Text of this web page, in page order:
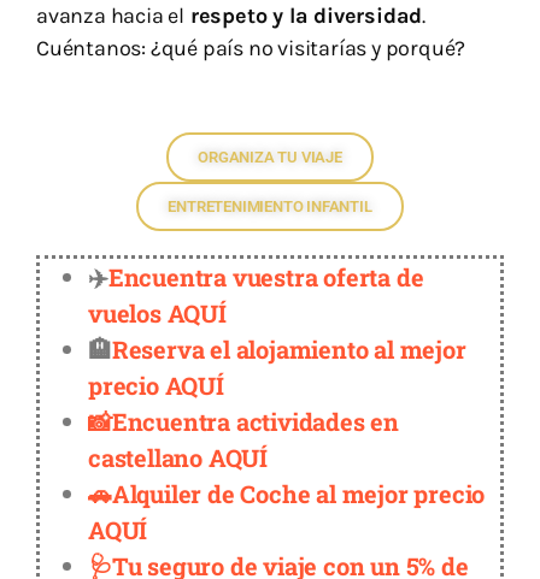
avanza hacia el respeto y la diversidad.
Cuéntanos: ¿qué país no visitarías y porqué?
ORGANIZA TU VIAJE
ENTRETENIMIENTO INFANTIL
✈️Encuentra vuestra oferta de
vuelos AQUÍ
🏨Reserva el alojamiento al mejor
precio AQUÍ
📸Encuentra actividades en
castellano AQUÍ
🚗Alquiler de Coche al mejor precio
AQUÍ
🩺Tu seguro de viaje con un 5% de